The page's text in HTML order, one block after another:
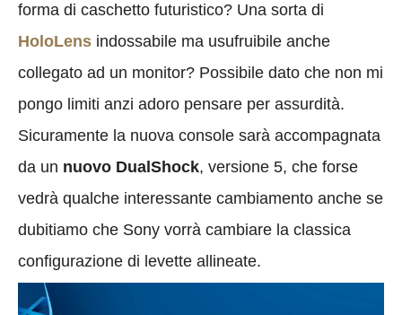
forma di caschetto futuristico? Una sorta di
HoloLens indossabile ma usufruibile anche
collegato ad un monitor? Possibile dato che non mi
pongo limiti anzi adoro pensare per assurdità.
Sicuramente la nuova console sarà accompagnata
da un nuovo DualShock, versione 5, che forse
vedrà qualche interessante cambiamento anche se
dubitiamo che Sony vorrà cambiare la classica
configurazione di levette allineate.